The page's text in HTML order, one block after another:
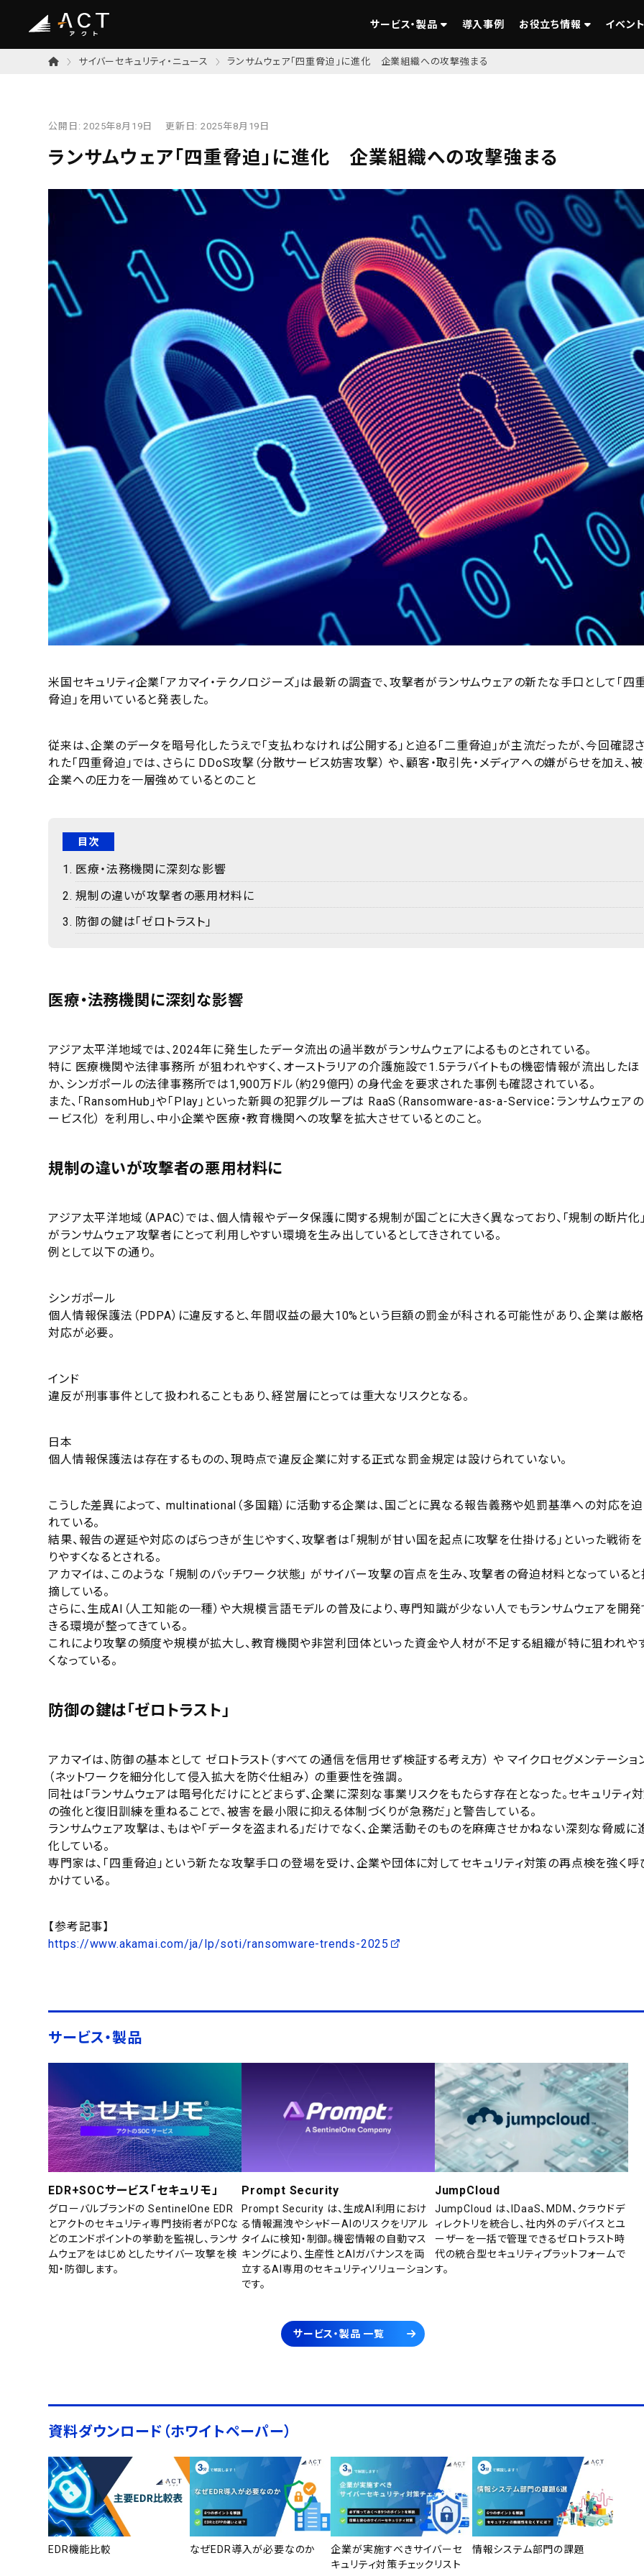
サービス・製品 導入事例 お役立ち情報 イベン
サイバーセキュリティ・ニュース ランサムウェア「四重脅迫」に進化 企業組織への攻撃強まる
公開日:2025年8月19日 更新日: 2025年8月19日
ランサムウェア「四重脅迫」に進化 企業組織への攻撃強まる
米国セキュリティ企業「アカマイ・テクノロジーズ」は最新の調査で、攻撃者がランサムウェアの新たな手口として「四
脅迫」を用いていると発表した。
従来は、企業のデータを暗号化したうえで「支払わなければ公開する」と迫る「二重脅迫」が主流だったが、今回確認さ
れた「四重脅迫」では、さらに DDoS攻撃（分散サービス妨害攻撃） や、顧客・取引先・メディアへの嫌がらせを加え、
企業への圧力を一層強めているとのこと
目次
医療・法務機関に深刻な影響
規制の違いが攻撃者の悪用材料に
防御の鍵は「ゼロトラスト」
医療・法務機関に深刻な影響
アジア太平洋地域では、2024年に発生したデータ流出の過半数がランサムウェアによるものとされている。
特に 医療機関や法律事務所 が狙われやすく、オーストラリアの介護施設で1.5テラバイトもの機密情報が流出したほ
か、シンガポールの法律事務所では1,900万ドル（約29億円）の身代金を要求された事例も確認されている。
また、「RansomHub」や「Play」といった新興の犯罪グループは RaaS（Ransomware-as-a-Service：ランサムウェア
ービス化） を利用し、中小企業や医療・教育機関への攻撃を拡大させているとのこと。
規制の違いが攻撃者の悪用材料に
アジア太平洋地域（APAC）では、個人情報やデータ保護に関する規制が国ごとに大きく異なっており、「規制の断片化」
がランサムウェア攻撃者にとって利用しやすい環境を生み出しているとしてきされている。
例として以下の通り。
シンガポール
個人情報保護法（PDPA）に違反すると、年間収益の最大10%という巨額の罰金が科される可能性があり、企業は厳
対応が必要。
インド
違反が刑事事件として扱われることもあり、経営層にとっては重大なリスクとなる。
日本
個人情報保護法は存在するものの、現時点で違反企業に対する正式な罰金規定は設けられていない。
こうした差異によって、 multinational（多国籍）に活動する企業は、国ごとに異なる報告義務や処罰基準への対応を迫
れている。
結果、報告の遅延や対応のばらつきが生じやすく、攻撃者は「規制が甘い国を起点に攻撃を仕掛ける」といった戦術を
りやすくなるとされる。
アカマイは、このような 「規制のパッチワーク状態」 がサイバー攻撃の盲点を生み、攻撃者の脅迫材料となっていると
摘している。
さらに、生成AI（人工知能の一種）や大規模言語モデルの普及により、専門知識が少ない人でもランサムウェアを開発
きる環境が整ってきている。
これにより攻撃の頻度や規模が拡大し、教育機関や非営利団体といった資金や人材が不足する組織が特に狙われや
くなっている。
防御の鍵は「ゼロトラスト」
アカマイは、防御の基本として ゼロトラスト（すべての通信を信用せず検証する考え方） や マイクロセグメンテーショ
（ネットワークを細分化して侵入拡大を防ぐ仕組み） の重要性を強調。
同社は「ランサムウェアは暗号化だけにとどまらず、企業に深刻な事業リスクをもたらす存在となった。セキュリティ
の強化と復旧訓練を重ねることで、被害を最小限に抑える体制づくりが急務だ」と警告している。
ランサムウェア攻撃は、もはや「データを盗まれる」だけでなく、企業活動そのものを麻痺させかねない深刻な脅威に
化している。
専門家は、「四重脅迫」という新たな攻撃手口の登場を受け、企業や団体に対してセキュリティ対策の再点検を強く呼
かけている。
【参考記事】
https://www.akamai.com/ja/lp/soti/ransomware-trends-2025
サービス・製品
EDR+SOCサービス「セキュリモ」
グローバルブランドの SentinelOne EDR
とアクトのセキュリティ専門技術者がPCな
どのエンドポイントの挙動を監視し、ランサ
ムウェアをはじめとしたサイバー攻撃を検
知・防御します。
Prompt Security
Prompt Security は、生成AI利用におけ
る情報漏洩やシャドーAIのリスクをリアル
タイムに検知・制御。機密情報の自動マス
キングにより、生産性とAIガバナンスを両
立するAI専用のセキュリティソリューション
です。
JumpCloud
JumpCloud は、IDaaS、MDM、クラウドデ
ィレクトリを統合し、社内外のデバイスとユ
ーザーを一括で管理できるゼロトラスト時
代の統合型セキュリティプラットフォームで
す。
サービス・製品 一覧
資料ダウンロード（ホワイトペーパー）
EDR機能比較 なぜEDR導入が必要なのか
企業が実施すべきサイバーセ
キュリティ対策チェックリスト
情報システム部門の課題